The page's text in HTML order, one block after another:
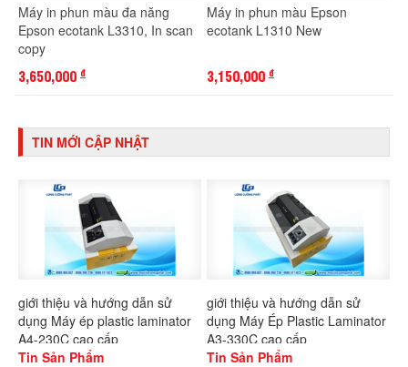
Máy in phun màu đa năng
Epson ecotank L3310, In scan
copy
3,650,000 đ
Máy in phun màu Epson
ecotank L1310 New
3,150,000 đ
TIN MỚI CẬP NHẬT
giới thiệu và hướng dẫn sử
dụng Máy ép plastic laminator
A4-230C cao cấp
Tin Sản Phẩm
giới thiệu và hướng dẫn sử
dụng Máy Ép Plastic Laminator
A3-330C cao cấp
Tin Sản Phẩm